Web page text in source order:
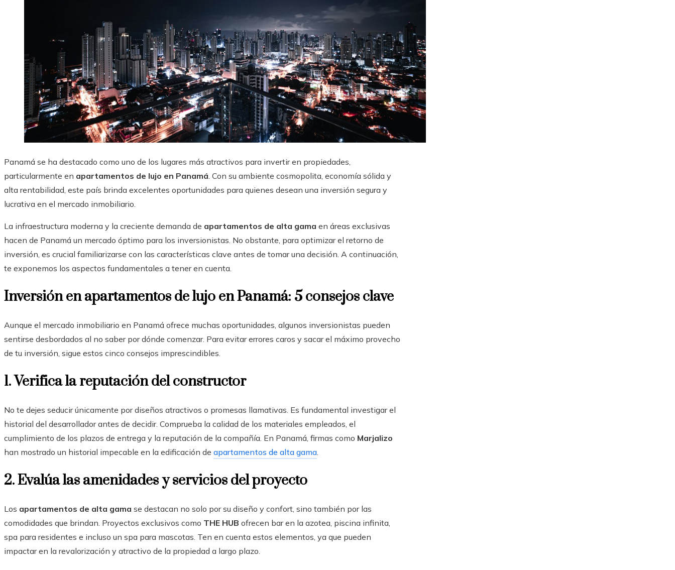
Panamá se ha destacado como uno de los lugares más atractivos para invertir en propiedades,
particularmente en apartamentos de lujo en Panamá. Con su ambiente cosmopolita, economía sólida y
alta rentabilidad, este país brinda excelentes oportunidades para quienes desean una inversión segura y
lucrativa en el mercado inmobiliario.
La infraestructura moderna y la creciente demanda de apartamentos de alta gama en áreas exclusivas
hacen de Panamá un mercado óptimo para los inversionistas. No obstante, para optimizar el retorno de
inversión, es crucial familiarizarse con las características clave antes de tomar una decisión. A continuación,
te exponemos los aspectos fundamentales a tener en cuenta.
Inversión en apartamentos de lujo en Panamá: 5 consejos clave
Aunque el mercado inmobiliario en Panamá ofrece muchas oportunidades, algunos inversionistas pueden
sentirse desbordados al no saber por dónde comenzar. Para evitar errores caros y sacar el máximo provecho
de tu inversión, sigue estos cinco consejos imprescindibles.
1. Verifica la reputación del constructor
No te dejes seducir únicamente por diseños atractivos o promesas llamativas. Es fundamental investigar el
historial del desarrollador antes de decidir. Comprueba la calidad de los materiales empleados, el
cumplimiento de los plazos de entrega y la reputación de la compañía. En Panamá, firmas como Marjalizo
han mostrado un historial impecable en la edificación de apartamentos de alta gama.
2. Evalúa las amenidades y servicios del proyecto
Los apartamentos de alta gama se destacan no solo por su diseño y confort, sino también por las
comodidades que brindan. Proyectos exclusivos como THE HUB ofrecen bar en la azotea, piscina infinita,
spa para residentes e incluso un spa para mascotas. Ten en cuenta estos elementos, ya que pueden
impactar en la revalorización y atractivo de la propiedad a largo plazo.